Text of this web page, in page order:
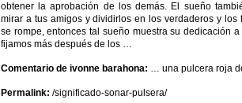
obtener la aprobación de los demás. El sueño
mirar a tus amigos ydividirlos en los verdaderos ylos
se rompe, entonces tal sueño muestra su dedicación
fijamos más después de los …
Comentario de ivonne barahona: … una pulcera roja
Permalink: /significado-sonar-pulsera/